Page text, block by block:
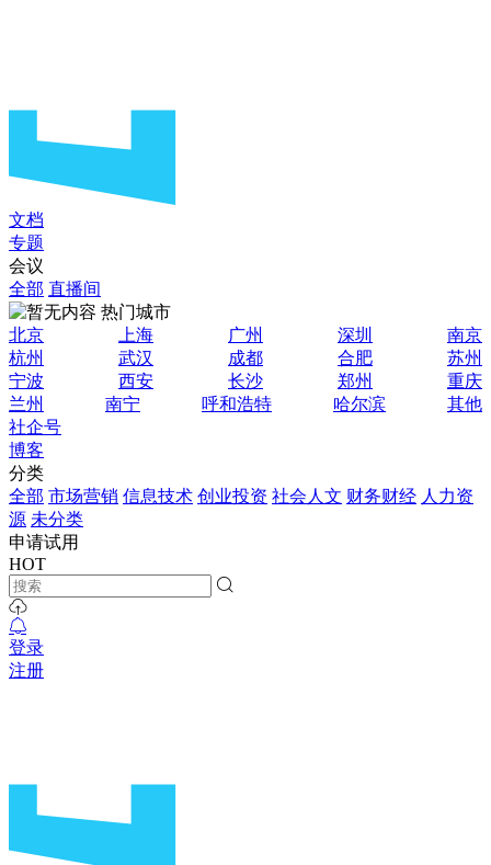
文档
专题
会议
全部 直播间
热门城市
北京
上海 广州 深圳
南京
杭州
武汉 成都 合肥
苏州
宁波
西安 长沙 郑州
重庆
兰州
南宁 呼和浩特 哈尔滨
其他
社企号
博客
分类
全部 市场营销 信息技术 创业投资 社会人文 财务财经 人力资
源 未分类
申请试用
HOT
登录
注册